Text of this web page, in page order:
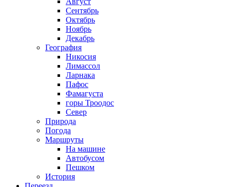
Сентябрь
Октябрь
Ноябрь
Декабрь
География
Никосия
Лимассол
Ларнака
Пафос
Фамагуста
горы Троодос
Север
Природа
Погода
Маршруты
На машине
Автобусом
Пешком
История